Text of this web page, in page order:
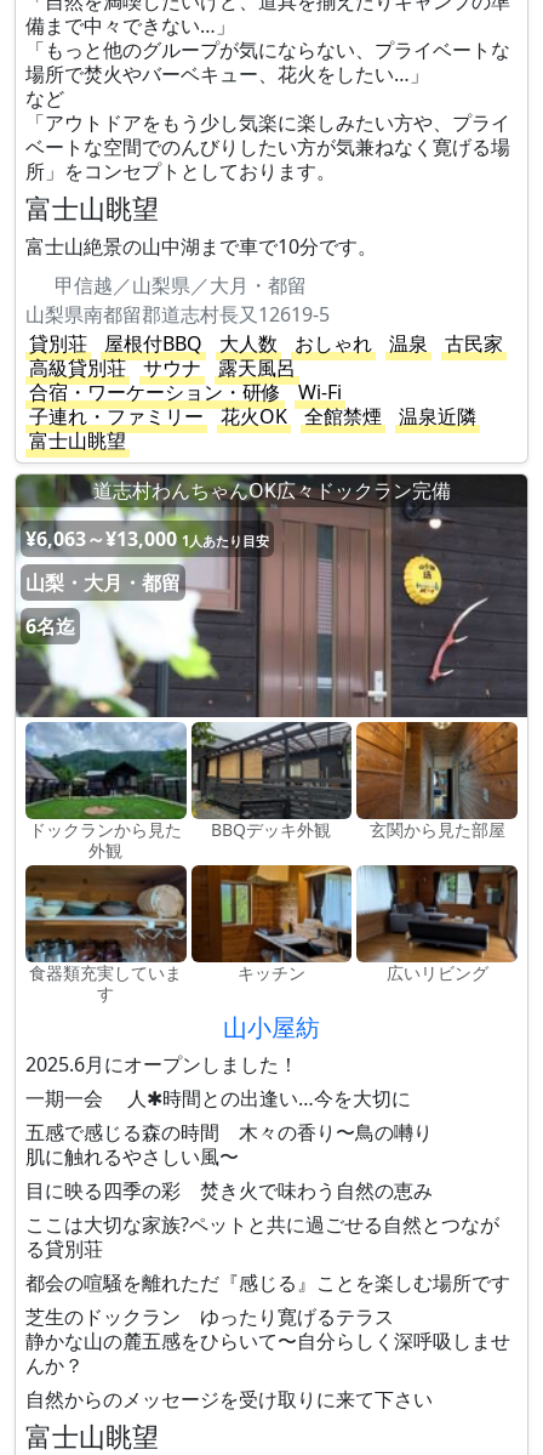
備まで中々できない…」
「もっと他のグループが気にならない、プライベートな
場所で焚火やバーベキュー、花火をしたい…」
など
「アウトドアをもう少し気楽に楽しみたい方や、プライ
ベートな空間でのんびりしたい方が気兼ねなく寛げる場
所」をコンセプトとしております。
富士山眺望
富士山絶景の山中湖まで車で10分です。
甲信越／山梨県／大月・都留
山梨県南都留郡道志村長又12619-5
貸別荘
屋根付BBQ 大人数 おしゃれ 温泉
古民家
高級貸別荘
サウナ
露天風呂
合宿・ワーケーション・研修
Wi-Fi
子連れ・ファミリー
花火OK 全館禁煙
温泉近隣
富士山眺望
道志村わんちゃんOK広々ドックラン完備
¥6,063～¥13,000 1人あたり目安
山梨・大月・都留
6名迄
ドックランから見た
外観
BBQデッキ外観 玄関から見た部屋
食器類充実していま
す
キッチン 広いリビング
山小屋紡
2025.6月にオープンしました！
一期一会 人✱時間との出逢い…今を大切に
五感で感じる森の時間 木々の香り〜鳥の囀り
肌に触れるやさしい風〜
目に映る四季の彩 焚き火で味わう自然の恵み
ここは大切な家族?ペットと共に過ごせる自然とつなが
る貸別荘
都会の喧騒を離れただ『感じる』ことを楽しむ場所です
芝生のドックラン ゆったり寛げるテラス
静かな山の麓五感をひらいて〜自分らしく深呼吸しませ
んか？
自然からのメッセージを受け取りに来て下さい
富士山眺望